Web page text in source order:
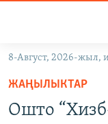
Навигацияга
өтүңүз
Издөөгө
салыңыз
КЫРГЫЗСТАН
8-Август, 2026-жыл,
ЖАҢЫЛЫКТАР
Ошто